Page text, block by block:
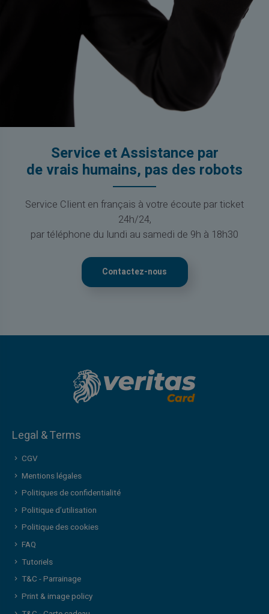
Service et Assistance par
de vrais humains, pas des robots
Service Client en français à votre écoute par ticket
24h/24,
par téléphone du lundi au samedi de 9h à 18h30
Contactez-nous
Legal & Terms
CGV
Mentions légales
Politiques de confidentialité
Politique d’utilisation
Politique des cookies
FAQ
Tutoriels
T&C - Parrainage
Print & image policy